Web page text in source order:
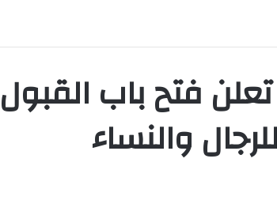
فتح باب القبول
والنساء